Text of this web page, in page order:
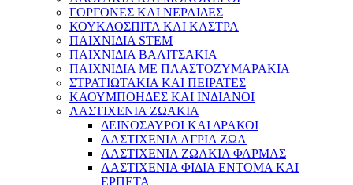
ΓΟΡΓΟΝΕΣ ΚΑΙ ΝΕΡΑΙΔΕΣ
ΚΟΥΚΛΟΣΠΙΤΑ ΚΑΙ ΚΑΣΤΡΑ
ΠΑΙΧΝΙΔΙΑ STEM
ΠΑΙΧΝΙΔΙΑ ΒΑΛΙΤΣΑΚΙΑ
ΠΑΙΧΝΙΔΙΑ ΜΕ ΠΛΑΣΤΟΖΥΜΑΡΑΚΙΑ
ΣΤΡΑΤΙΩΤΑΚΙΑ ΚΑΙ ΠΕΙΡΑΤΕΣ
ΚΑΟΥΜΠΟΗΔΕΣ ΚΑΙ ΙΝΔΙΑΝΟΙ
ΛΑΣΤΙΧΕΝΙΑ ΖΩΑΚΙΑ
ΔΕΙΝΟΣΑΥΡΟΙ ΚΑΙ ΔΡΑΚΟΙ
ΛΑΣΤΙΧΕΝΙΑ ΑΓΡΙΑ ΖΩΑ
ΛΑΣΤΙΧΕΝΙΑ ΖΩΑΚΙΑ ΦΑΡΜΑΣ
ΛΑΣΤΙΧΕΝΙΑ ΦΙΔΙΑ ΕΝΤΟΜΑ ΚΑΙ
ΕΡΠΕΤΑ